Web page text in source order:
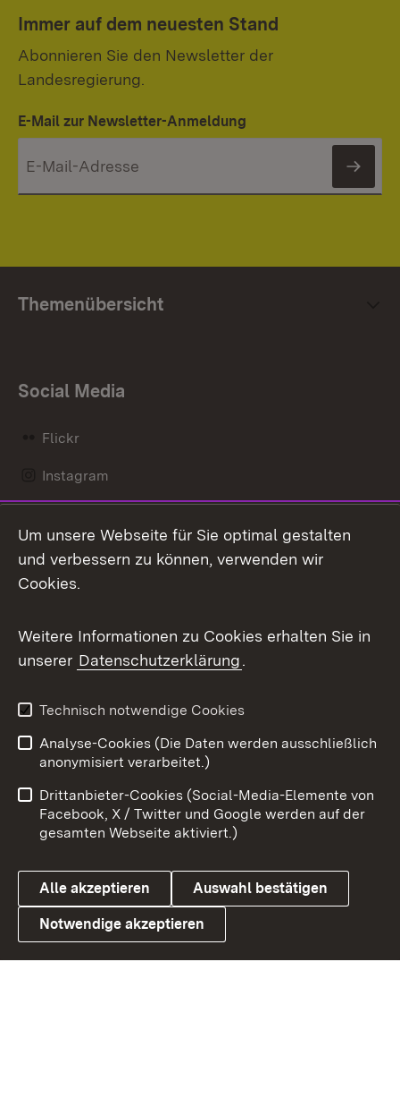
Immer auf dem neuesten Stand
Abonnieren Sie den Newsletter der
Landesregierung.
E-Mail zur Newsletter-Anmeldung
Themenübersicht
Social Media
Flickr
Instagram
Mastodon
Messenger
Social Wall
X / Twitter
Youtube
Link zum Landesportal
Benutzungshinweise
Barrierefreiheit
Datenschutz
Cookies
Um unsere Webseite für Sie optimal gestalten
und verbessern zu können, verwenden wir
Cookies.
Weitere Informationen zu Cookies erhalten Sie in
unserer Datenschutzerklärung.
Technisch notwendige Cookies
Analyse-Cookies (Die Daten werden ausschließlich
anonymisiert verarbeitet.)
Drittanbieter-Cookies (Social-Media-Elemente von
Facebook, X / Twitter und Google werden auf der
gesamten Webseite aktiviert.)
Alle akzeptieren Auswahl bestätigen
Notwendige akzeptieren